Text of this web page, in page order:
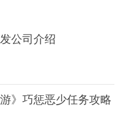
公司介绍
游》巧惩恶少任务攻略